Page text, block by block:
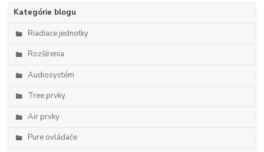
Kategórie blogu
Riadiace jednotky
Rozšírenia
Audiosystém
Tree prvky
Air prvky
Pure ovládače